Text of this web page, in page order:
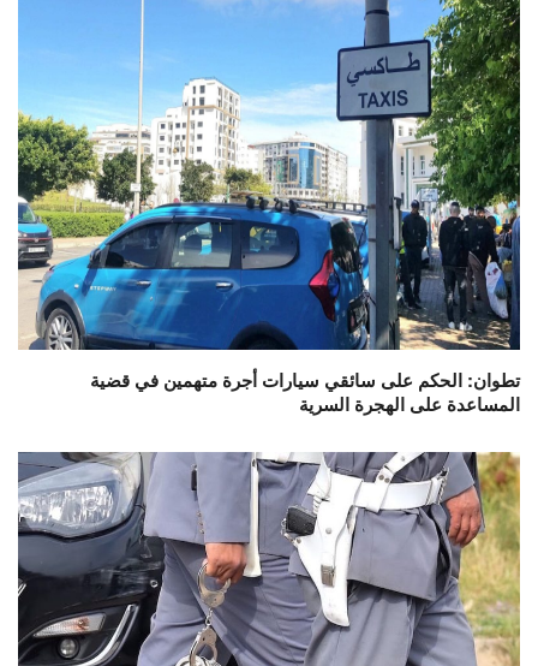
تطوان: الحكم على سائقي سيارات أجرة متهمين في قضية
المساعدة على الهجرة السرية